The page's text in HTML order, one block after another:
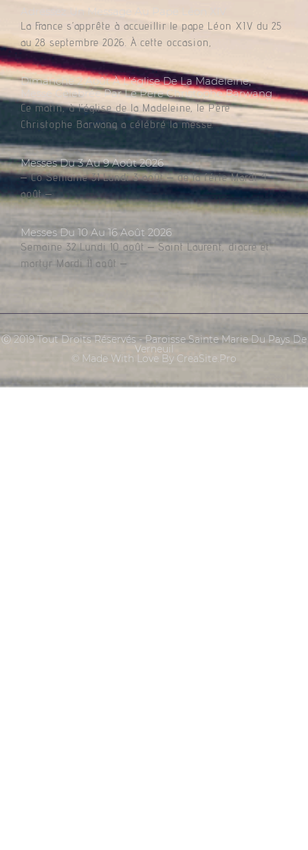
Adressez Un Message Au Pape Léon XIV
La France s’apprête à accueillir le pape Léon XIV du 25
au 28 septembre 2026. À cette occasion,
Dimanche 2 Août À L’église De La Madeleine,
Messe Célébrée Par Le Père Christophe Barwang
Ce matin, à l’église de la Madeleine, le Père
Christophe Barwang a célébré la messe.
Messes Du 3 Au 9 Août 2026
– Co Semaine 31 Lundi 3 août – de la férie Mardi 4
août –
Messes Du 10 Au 16 Août 2026
Semaine 32 Lundi 10 août – Saint Laurent, diacre et
martyr Mardi 11 août –
Ⓒ 2019 Tout Droits Réservés - Paroisse Sainte Marie Du Pays De
Verneuil
© Made With Love By CreaSite.Pro